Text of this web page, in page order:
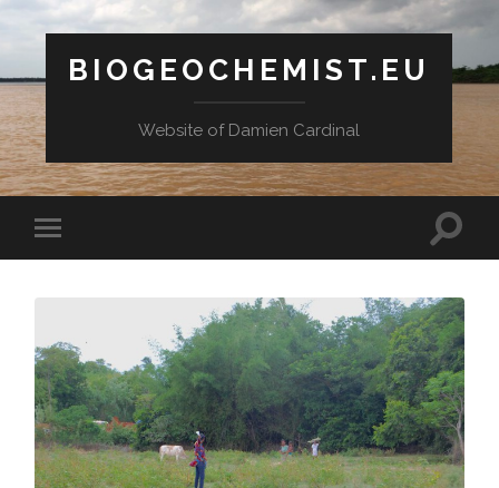
BIOGEOCHEMIST.EU
Website of Damien Cardinal
Toggle
mobile
Toggle